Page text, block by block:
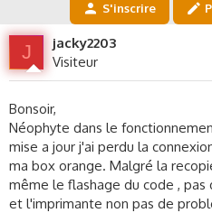
u
d
e
a
d
i
s
c
u
e
e
é
t
S'inscrire
J
jacky2203
Visiteur
Bonsoir,
Néophyte dans le
mise a jour j'ai perdu la
ma box orange. Malgré la
même le flashage du code ,
et l'imprimante non pas de